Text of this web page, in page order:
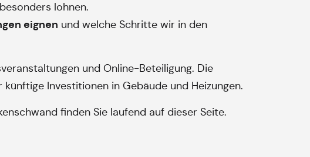
lohnen.
eignen und welche Schritte wir in den
und Online-Beteiligung. Die
Investitionen in Gebäude und Heizungen.
finden Sie laufend auf dieser Seite.